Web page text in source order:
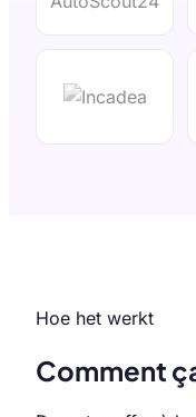
Hoe het werkt
Comment